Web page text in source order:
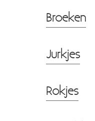
Broeken
Jurkjes
Rokjes